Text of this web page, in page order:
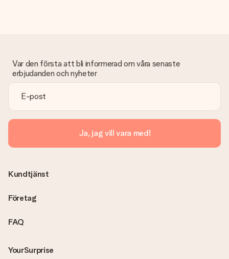
Var den första att bli informerad om våra senaste
erbjudanden och nyheter
Ja, jag vill vara med!
FAQ
YourSurprise
Kundtjänst
Företag